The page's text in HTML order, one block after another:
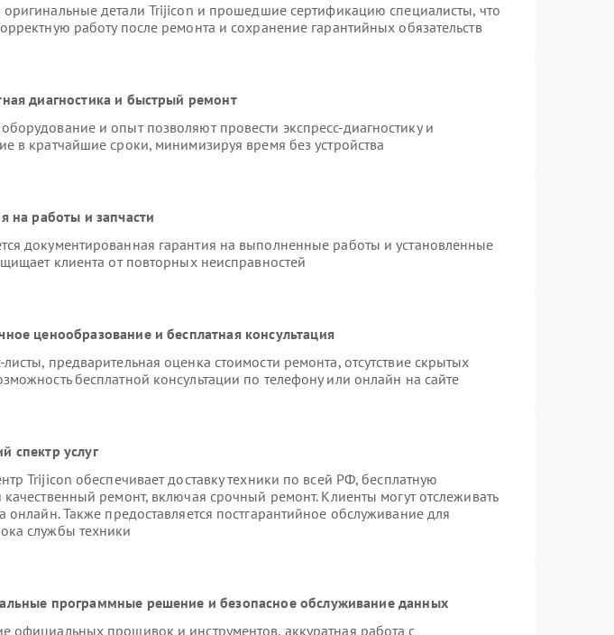
оригинальные детали Trijicon и прошедшие сертификацию специалисты, что
работу после ремонта и сохранение гарантийных обязательств
диагностика и быстрый ремонт
и опыт позволяют провести экспресс-диагностику и
в кратчайшие сроки, минимизируя время без устройства
на работы и запчасти
документированная гарантия на выполненные работы и установленные
клиента от повторных неисправностей
ценообразование и бесплатная консультация
предварительная оценка стоимости ремонта, отсутствие скрытых
бесплатной консультации по телефону или онлайн на сайте
спектр услуг
Trijicon обеспечивает доставку техники по всей РФ, бесплатную
качественный ремонт, включая срочный ремонт. Клиенты могут отслеживать
онлайн. Также предоставляется постгарантийное обслуживание для
службы техники
программные решение и безопасное обслуживание данных
официальных прошивок и инструментов, аккуратная работа с